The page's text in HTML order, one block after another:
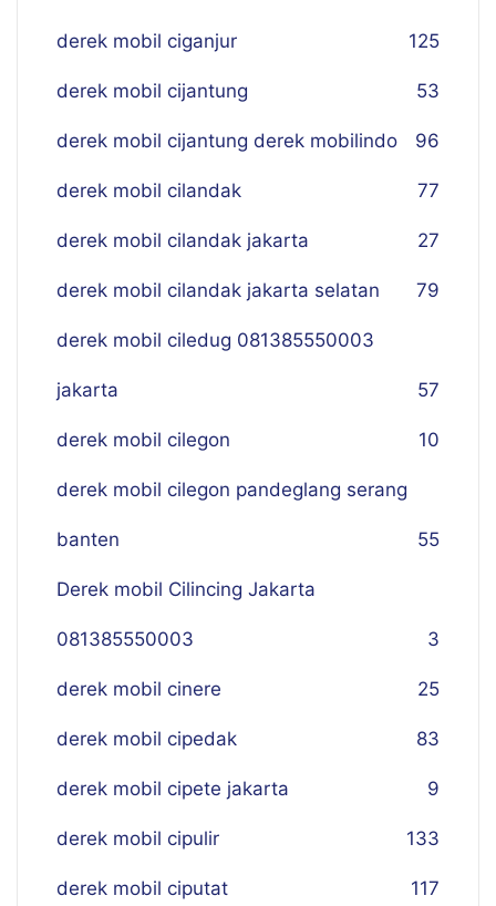
derek mobil ciganjur 125
derek mobil cijantung 53
derek mobil cijantung derek mobilindo 96
derek mobil cilandak 77
derek mobil cilandak jakarta 27
derek mobil cilandak jakarta selatan 79
derek mobil ciledug 081385550003
jakarta 57
derek mobil cilegon 10
derek mobil cilegon pandeglang serang
banten 55
Derek mobil Cilincing Jakarta
081385550003 3
derek mobil cinere 25
derek mobil cipedak 83
derek mobil cipete jakarta 9
derek mobil cipulir 133
derek mobil ciputat 117